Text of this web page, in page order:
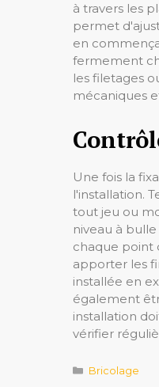
à travers les
permet
en
fermement
les filetages
mécaniques
Une fois la
l'installation.
tout jeu ou
niveau à
chaque point
apporter les
installée en
également
installation
vérifier
Catégories
Bricolage